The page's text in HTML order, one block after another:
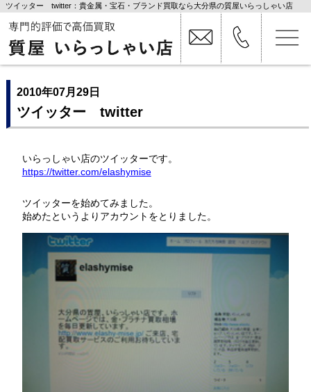
ツイッター twitter：貴金属・宝石・ブランド買取なら大分県の質屋いらっしゃい店
2010年07月29日
ツイッター twitter
いらっしゃい店のツイッターです。
https://twitter.com/elashymise
ツイッターを始めてみました。
始めたというよりアカウントをとりました。